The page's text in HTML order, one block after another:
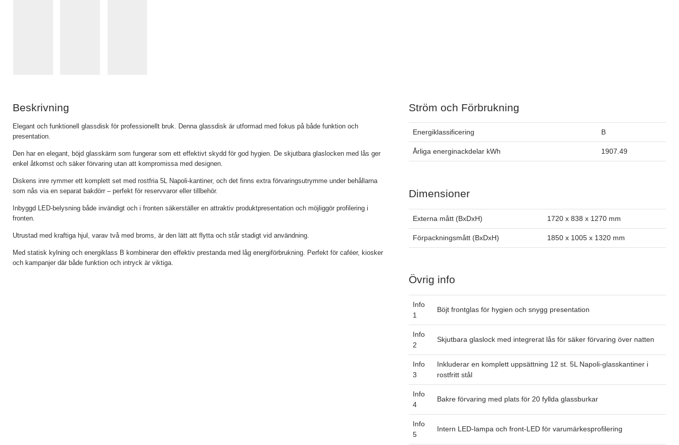
Beskrivning
Elegant och funktionell glassdisk för professionellt bruk. Denna glassdisk är utformad med fokus på både funktion och
presentation.
Den har en elegant, böjd glasskärm som fungerar som ett effektivt skydd för god hygien. De skjutbara glaslocken med lås ger
enkel åtkomst och säker förvaring utan att kompromissa med designen.
Diskens inre rymmer ett komplett set med rostfria 5L Napoli-kantiner, och det finns extra förvaringsutrymme under behållarna
som nås via en separat bakdörr – perfekt för reservvaror eller tillbehör.
Inbyggd LED-belysning både invändigt och i fronten säkerställer en attraktiv produktpresentation och möjliggör profilering i
fronten.
Utrustad med kraftiga hjul, varav två med broms, är den lätt att flytta och står stadigt vid användning.
Med statisk kylning och energiklass B kombinerar den effektiv prestanda med låg energiförbrukning. Perfekt för caféer, kiosker
och kampanjer där både funktion och intryck är viktiga.
Ström och Förbrukning
Energiklassificering B
Årliga energinackdelar kWh 1907.49
Dimensioner
Externa mått (BxDxH) 1720 x 838 x 1270 mm
Förpackningsmått (BxDxH) 1850 x 1005 x 1320 mm
Övrig info
Info
1
Böjt frontglas för hygien och snygg presentation
Info
2
Skjutbara glaslock med integrerat lås för säker förvaring över natten
Info
3
Inkluderar en komplett uppsättning 12 st. 5L Napoli-glasskantiner i
rostfritt stål
Info
4
Bakre förvaring med plats för 20 fyllda glassburkar
Info
5
Intern LED-lampa och front-LED för varumärkesprofilering